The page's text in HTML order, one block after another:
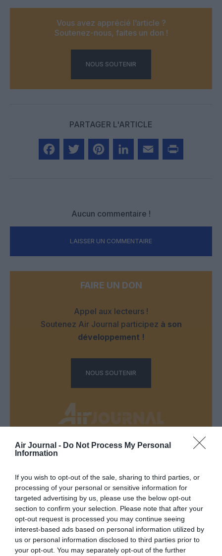
Air Journal - Do Not Process My Personal
Information
If you wish to opt-out of the sale, sharing to third parties, or
processing of your personal or sensitive information for
targeted advertising by us, please use the below opt-out
section to confirm your selection. Please note that after your
opt-out request is processed you may continue seeing
interest-based ads based on personal information utilized by
us or personal information disclosed to third parties prior to
your opt-out. You may separately opt-out of the further
Vous avez apprécié l’article ?
Soutenez-nous, faites un don !
NOUS SOUTENIR
PARTAGER L'ARTICLE
Aucun commentaire !
LAISSER UN COMMENTAIRE
FAIRE UN DON
Appel aux lecteurs !
Soutenez Air Journal participez à son
développement !
NOUS SOUTENIR
DERNIERS COMMENTAIRES
atplhkt a commenté l'article :
Contrôles aux frontières entre l’Espagne et l’Italie : des
arrivées plus longues, des correspondances à risque
Manfoua commenté l'article :